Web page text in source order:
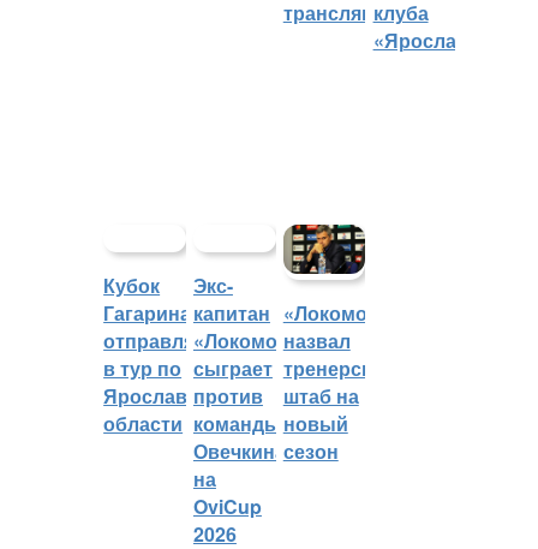
трансляцийклуба
«Ярославич»
Кубок
Гагарина
отправляется
в тур по
Ярославской
области
Экс-
капитан
«Локомотива»
сыграет
против
команды
Овечкина
на
OviCup
2026
«Локомотив»
назвал
тренерский
штаб на
новый
сезон